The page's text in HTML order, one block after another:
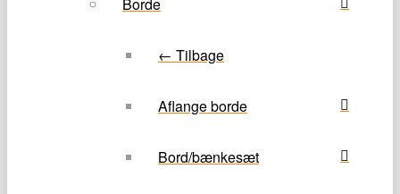
← Tilbage
Aflange borde
Bord/bænkesæt